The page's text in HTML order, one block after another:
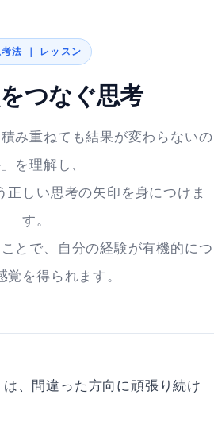
考法 ｜ レッスン
つなぐ思考
み重ねても結果が変わらないの
を理解し、
正しい思考の矢印を身につけま
す。
とで、自分の経験が有機的につ
覚を得られます。
、間違った方向に頑張り続け